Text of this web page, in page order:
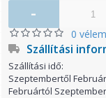
-
0
Szállítási
Szállítási idő:
Szeptembertől
Februártól